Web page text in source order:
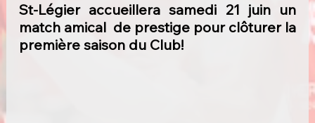
St-Légier accueillera samedi 21 juin un
match amical  de prestige pour clôturer la
première saison du Club!